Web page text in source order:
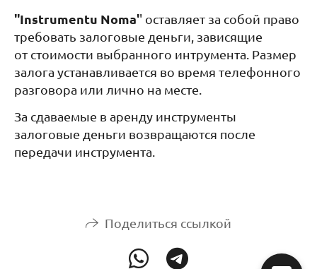
''Instrumentu Noma'' оставляет за собой право
требовать залоговые деньги, зависящие
от стоимости выбранного интрумента. Размер
залога устанавливается во время телефонного
разговора или лично на месте.
За сдаваемые в аренду инструменты
залоговые деньги возвращаются после
передачи инструмента.
Поделиться ссылкой